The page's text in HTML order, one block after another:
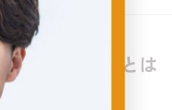
の丁寧な対応とは